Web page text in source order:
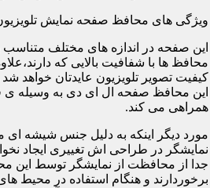
ویژگی های محافظ صفحه نمایش
این صفحه در اندازه های مختلف متناسب
کیفیت تصویر تلویزیون عایدتان خواهد
این محافظ صفحه ال ای دی به وسیله ی
همراهی می کند.
مورد دیگر اینکه به دلیل جنس شیشه ای
نمایشگر در طراحی اش تغییری ایجاد
برخوردارند و هنگام استفاده در محیط